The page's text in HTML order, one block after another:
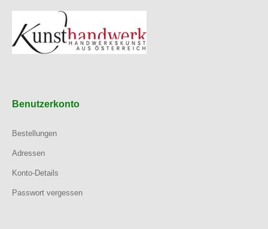
Benutzerkonto
Bestellungen
Adressen
Konto-Details
Passwort vergessen